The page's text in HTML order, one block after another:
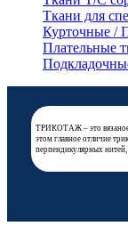
Ткани для
Курточные /
Плательные
ТРИКОТАЖ – это вязаное
этом главное отличие
перпендикулярных нитей,